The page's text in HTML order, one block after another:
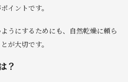
イントです。
うにするためにも、自然乾燥に頼ら
が大切です。
？